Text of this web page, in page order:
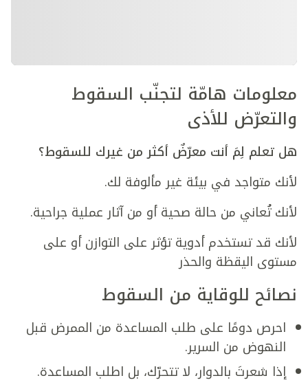
معلومات هامّة لتجنّب السقوط
والتعرّض للأذى
هل تعلم لِمَ أنت معرّضٌ أكثر من غيرك للسقوط؟
لأنك متواجد في بيئة غير مألوفة لك.
لأنك تُعاني من حالة صحية أو من آثار عملية جراحية.
لأنك قد تستخدم أدوية تؤثر على التوازن أو على
مستوى اليقظة والحذر
نصائح للوقاية من السقوط
احرص دومًا على طلب المساعدة من الممرض قبل
النهوض من السرير.
إذا شعرتَ بالدوار، لا تتحرّك، بل اطلب المساعدة.